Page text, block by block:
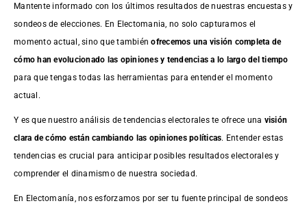
Mantente informado con los últimos resultados de nuestras encuestasy
sondeos de elecciones. En Electomania, no solo capturamos el
momento actual, sino que tambiénofrecemos una visión completa de
cómo han evolucionado las opiniones y tendencias a lo largo del tiempo
para que tengas todas las herramientas para entender el momento
actual.
Y es que nuestro análisis de tendencias electorales te ofrece una visión
clara de cómo están cambiando las opiniones políticas. Entender estas
tendencias es crucial para anticipar posibles resultados electorales y
comprender el dinamismo de nuestra sociedad.
En Electomanía, nos esforzamos por ser tu fuente principal de sondeos